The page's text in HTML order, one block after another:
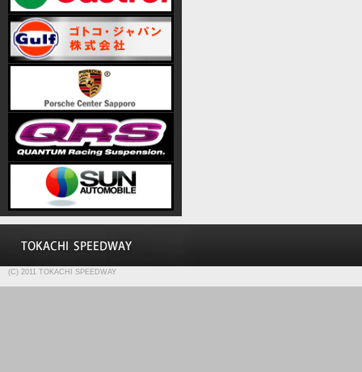
(C) 2011 TOKACHI SPEEDWAY